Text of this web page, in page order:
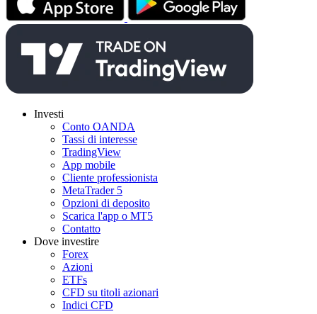
Investi
Conto OANDA
Tassi di interesse
TradingView
App mobile
Cliente professionista
MetaTrader 5
Opzioni di deposito
Scarica l'app o MT5
Contatto
Dove investire
Forex
Azioni
ETFs
CFD su titoli azionari
Indici CFD